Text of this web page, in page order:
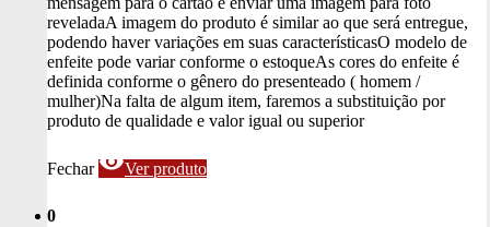
reveladaA imagem do produto é similar ao que será entregue,
podendo haver variações em suas característicasO modelo de
enfeite pode variar conforme o estoqueAs cores do enfeite é
definida conforme o gênero do presenteado ( homem /
mulher)Na falta de algum item, faremos a substituição por
produto de qualidade e valor igual ou superior
Fechar visibilityVer produto
0